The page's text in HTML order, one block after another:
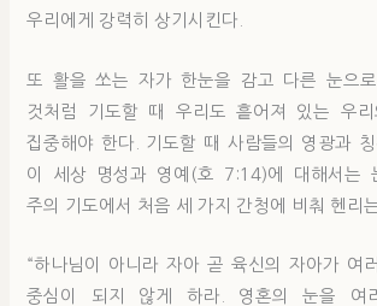
우리에게 강력히 상기시킨다.
또 활을 쏘는 자가 한눈을 감고 다른 눈으
것처럼 기도할 때 우리도 흩어져 있는 우
집중해야 한다. 기도할 때 사람들의 영광과
이 세상 명성과 영예(호 7:14)에 대해서는
주의 기도에서 처음 세 가지 간청에 비춰 헨리
“하나님이 아니라 자아 곧 육신의 자아가 여
중심이 되지 않게 하라. 영혼의 눈을 여